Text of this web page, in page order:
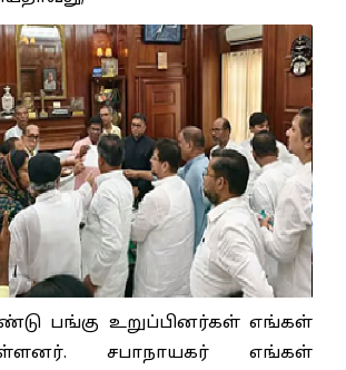
பங்கு உறுப்பினர்கள் எங்கள்
சபாநாயகர் எங்கள்